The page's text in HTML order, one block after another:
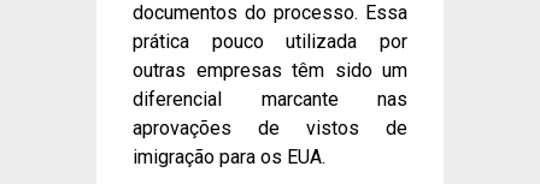
documentos do processo. Essa
prática pouco utilizada por
outras empresas têm sido um
diferencial marcante nas
aprovações de vistos de
imigração para os EUA.